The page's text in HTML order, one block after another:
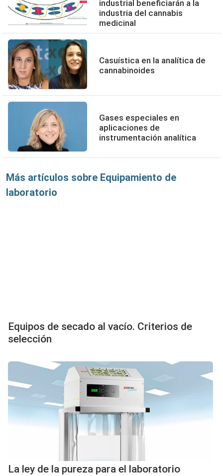
industrial beneficiarán a la
industria del cannabis
medicinal
Casuística en la analítica de
cannabinoides
Gases especiales en
aplicaciones de
instrumentación analítica
Más artículos sobre Equipamiento de
laboratorio
Equipos de secado al vacío. Criterios de
selección
La ley de la pureza para el laboratorio